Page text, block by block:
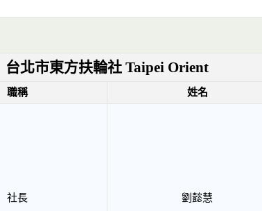
台北市東方扶輪社 Taipei Orient
職稱 姓名
社長 劉懿慧